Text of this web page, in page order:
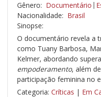
Gênero: Documentário
Nacionalidade: Brasil
Sinopse:
O documentário revela a
como Tuany Barbosa,
Kelmer, abordando
empoderamento, além
participação feminina no
Categoria: Críticas | Em